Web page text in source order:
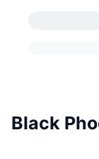
Black